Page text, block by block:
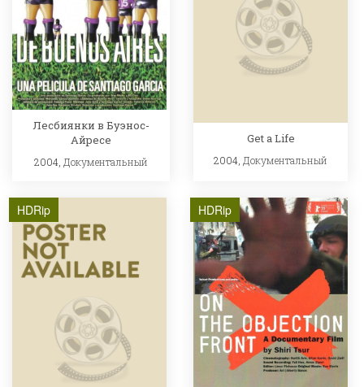
Лесбиянки в Буэнос-
Айресе
2004, Документальный
Get a Life
2004, Документальный
HDRip HDRip